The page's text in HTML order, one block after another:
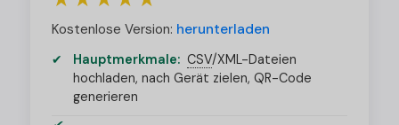
Kostenlose Version: herunterladen
Hauptmerkmale: CSV/XML-Dateien
hochladen, nach Gerät zielen, QR-Code
generieren